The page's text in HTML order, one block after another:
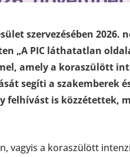
szervezésében 2026.
„A PIC láthatatlan
amely a koraszülött
segíti a szakemberek
felhívást is közzétettek,
vagyis a koraszülött